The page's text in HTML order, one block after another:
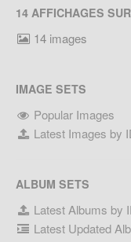
14 AFFICHAGES SUR
14 images
IMAGE SETS
Popular Images
Latest Images by
ALBUM SETS
Latest Albums by
Latest Updated